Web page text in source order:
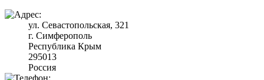
ул. Севастопольская, 321
г. Симферополь
Республика Крым
295013
Россия